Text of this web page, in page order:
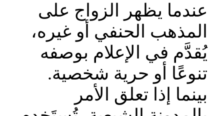
عندما يظهر الزواج على
المذهب الحنفي أو غيره،
يُقدَّم في الإعلام بوصفه
تنوعًا أو حرية شخصية.
بينما إذا تعلق الأمر